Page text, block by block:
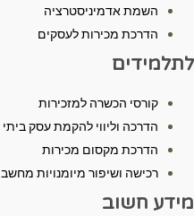
השמת אדמיניסטרציה
הדרכת מכירות לעסקים
לתלמידים
קורסי הכשרה למזכירות
הדרכה וליווי להקמת עסק ביתי
הדרכת מקסום מכירות
רכישה ושיפור מיומנויות מחשב
מידע חשוב